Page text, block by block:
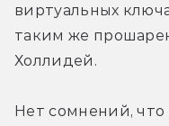
виртуальных
таким же
Холлидей.
Нет сомнений,